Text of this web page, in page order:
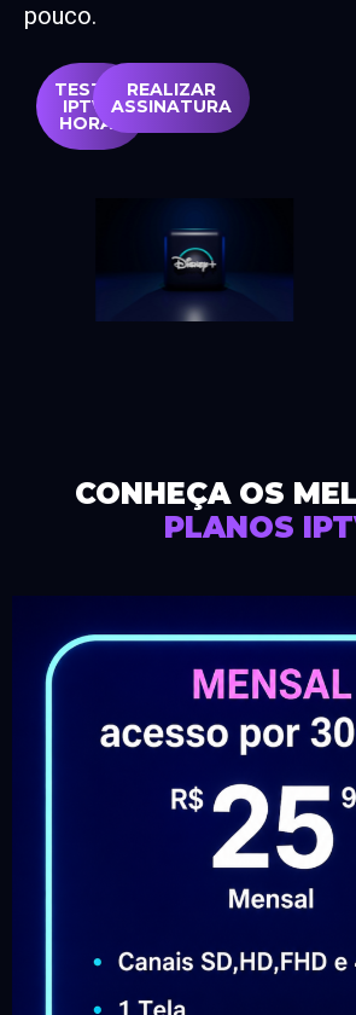
pouco.
TESTAR
IPTV 6
HORAS
REALIZAR
ASSINATURA
CONHEÇA OS
PLANOS